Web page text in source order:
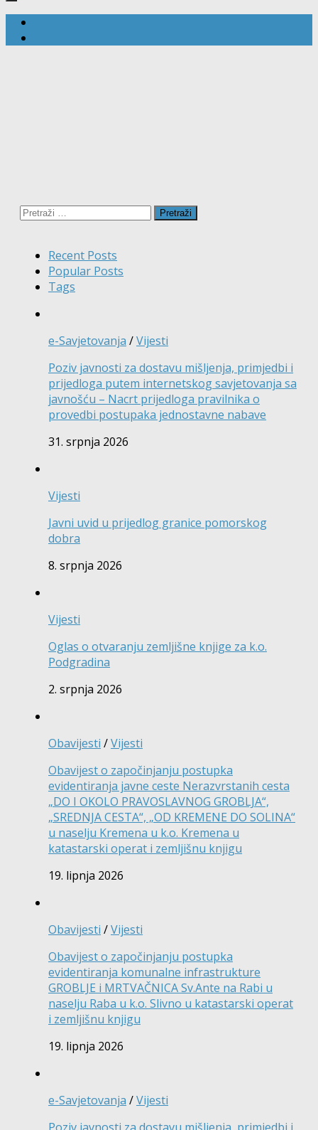
Pretraži:
Recent Posts
Popular Posts
Tags
e-Savjetovanja /Vijesti
Poziv javnosti za dostavu mišljenja, primjedbi i
prijedloga putem internetskog savjetovanja sa
javnošću – Nacrt prijedloga pravilnika o
provedbi postupaka jednostavne nabave
31. srpnja 2026
Vijesti
Javni uvid u prijedlog granice pomorskog
dobra
8. srpnja 2026
Vijesti
Oglas o otvaranju zemljišne knjige za k.o.
Podgradina
2. srpnja 2026
Obavijesti /Vijesti
Obavijest o započinjanju postupka
evidentiranja javne ceste Nerazvrstanih cesta
„DO I OKOLO PRAVOSLAVNOG GROBLJA“,
„SREDNJA CESTA“, „OD KREMENE DO SOLINA“
u naselju Kremena u k.o. Kremena u
katastarski operat i zemljišnu knjigu
19. lipnja 2026
Obavijesti /Vijesti
Obavijest o započinjanju postupka
evidentiranja komunalne infrastrukture
GROBLJE i MRTVAČNICA Sv.Ante na Rabi u
naselju Raba u k.o. Slivno u katastarski operat
i zemljišnu knjigu
19. lipnja 2026
e-Savjetovanja /Vijesti